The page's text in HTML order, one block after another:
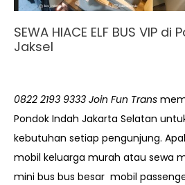
SEWA HIACE ELF BUS VIP di
Jaksel
0822 2193 9333 Join Fun Trans
Pondok Indah Jakarta Selatan
kebutuhan setiap pengunjung.
mobil keluarga murah atau sewa
mini bus bus besar mobil